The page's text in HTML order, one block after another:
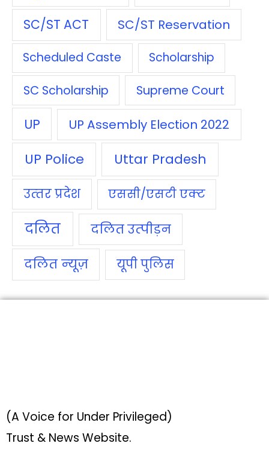
SC/ST ACT SC/ST Reservation
Scheduled Caste Scholarship
SC Scholarship Supreme Court
UP UP Assembly Election 2022
UP Police Uttar Pradesh
उत्‍तर प्रदेश एससी/एसटी एक्‍ट
दलित दलित उत्‍पीड़न
दलित न्‍यूज़ यूपी पुलिस
(A Voice for Under Privileged)
Trust & News Website.